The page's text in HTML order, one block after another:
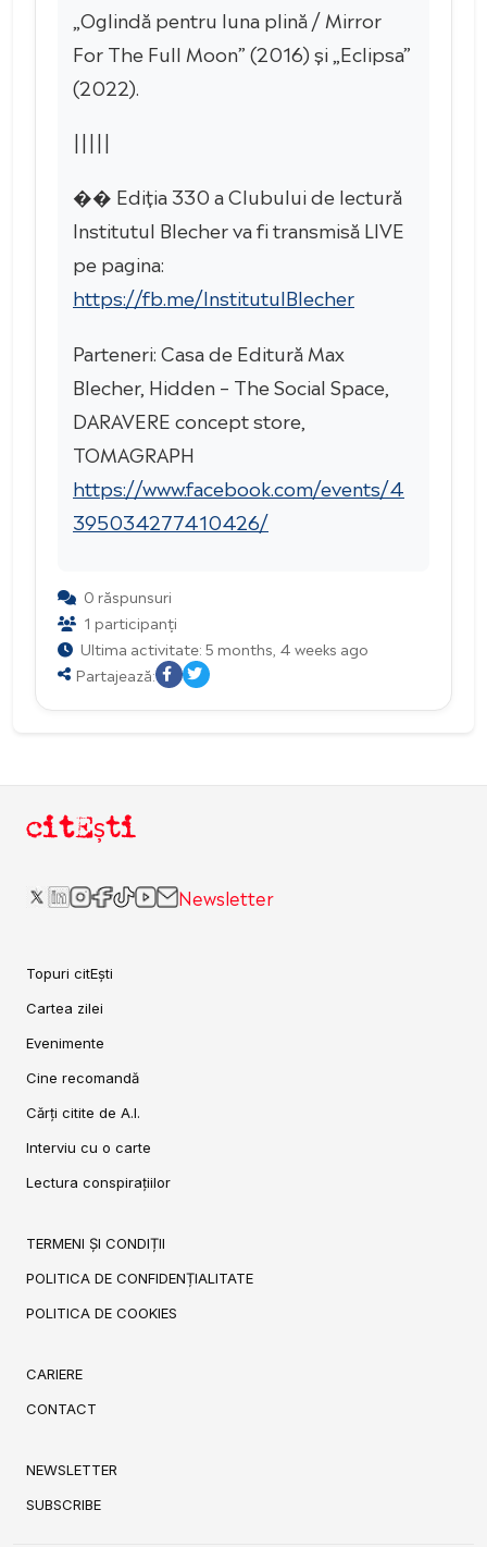
„Oglindă pentru luna plină / Mirror
For The Full Moon” (2016) și „Eclipsa”
(2022).
|||||
�� Ediția 330 a Clubului de lectură
Institutul Blecher va fi transmisă LIVE
pe pagina:
https://fb.me/InstitutulBlecher
Parteneri: Casa de Editură Max
Blecher, Hidden – The Social Space,
DARAVERE concept store,
TOMAGRAPH
https://www.facebook.com/events/4
395034277410426/
0 răspunsuri
1 participanți
Ultima activitate: 5 months, 4 weeks ago
Partajează:
citEști
Newsletter
Topuri citEști
Cartea zilei
Evenimente
Cine recomandă
Cărți citite de A.I.
Interviu cu o carte
Lectura conspirațiilor
TERMENI ȘI CONDIȚII
POLITICA DE CONFIDENȚIALITATE
POLITICA DE COOKIES
CARIERE
CONTACT
NEWSLETTER
SUBSCRIBE